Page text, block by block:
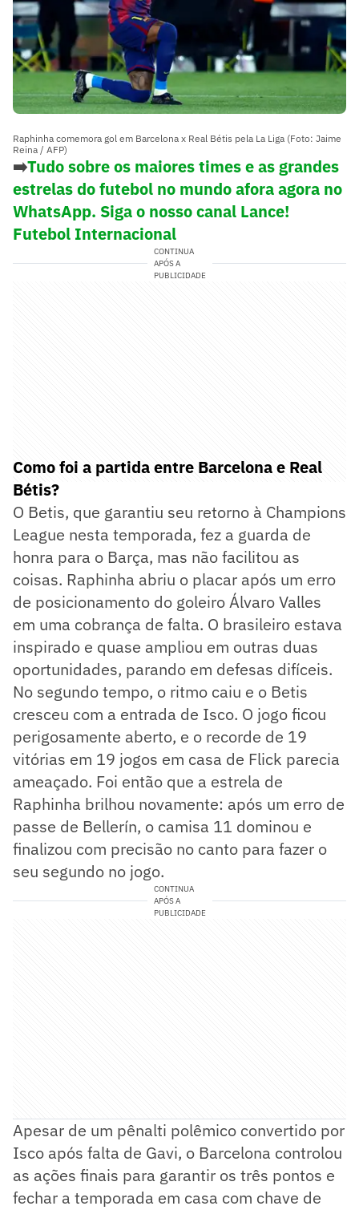
Raphinha comemora gol em Barcelona x Real Bétis pela La Liga (Foto: Jaime
Reina / AFP)
➡️Tudo sobre os maiores times e as grandes
estrelas do futebol no mundo afora agora no
WhatsApp. Siga o nosso canal Lance!
Futebol Internacional
CONTINUA
APÓS A
PUBLICIDADE
Como foi a partida entre Barcelona e Real
Bétis?
O Betis, que garantiu seu retorno à Champions
League nesta temporada, fez a guarda de
honra para o Barça, mas não facilitou as
coisas. Raphinha abriu o placar após um erro
de posicionamento do goleiro Álvaro Valles
em uma cobrança de falta. O brasileiro estava
inspirado e quase ampliou em outras duas
oportunidades, parando em defesas difíceis.
No segundo tempo, o ritmo caiu e o Betis
cresceu com a entrada de Isco. O jogo ficou
perigosamente aberto, e o recorde de 19
vitórias em 19 jogos em casa de Flick parecia
ameaçado. Foi então que a estrela de
Raphinha brilhou novamente: após um erro de
passe de Bellerín, o camisa 11 dominou e
finalizou com precisão no canto para fazer o
seu segundo no jogo.
CONTINUA
APÓS A
PUBLICIDADE
Apesar de um pênalti polêmico convertido por
Isco após falta de Gavi, o Barcelona controlou
as ações finais para garantir os três pontos e
fechar a temporada em casa com chave de